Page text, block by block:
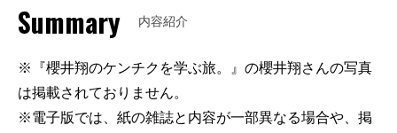
Summary 内容紹介
※『櫻井翔のケンチクを学ぶ旅。』の櫻井翔さんの写真
は掲載されておりません。
※電子版では、紙の雑誌と内容が一部異なる場合や、掲